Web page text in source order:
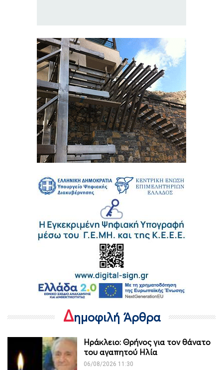
Δημοφιλή Άρθρα
Ηράκλειο: Θρήνος για τον θάνατο
του αγαπητού Ηλία
06/08/2026 11:30